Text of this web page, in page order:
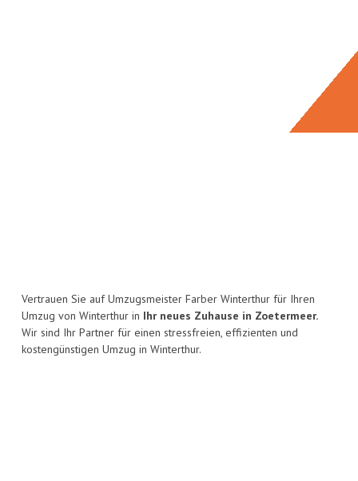
Vertrauen Sie auf Umzugsmeister Farber Winterthur für Ihren
Umzug von Winterthur in Ihr neues Zuhause in Zoetermeer.
Wir sind Ihr Partner für einen stressfreien, effizienten und
kostengünstigen Umzug in Winterthur.